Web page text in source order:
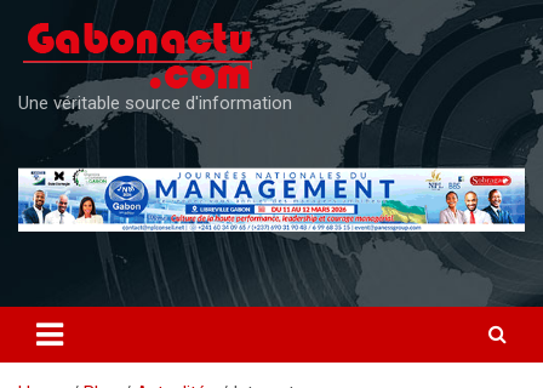
content
Une véritable source d'information